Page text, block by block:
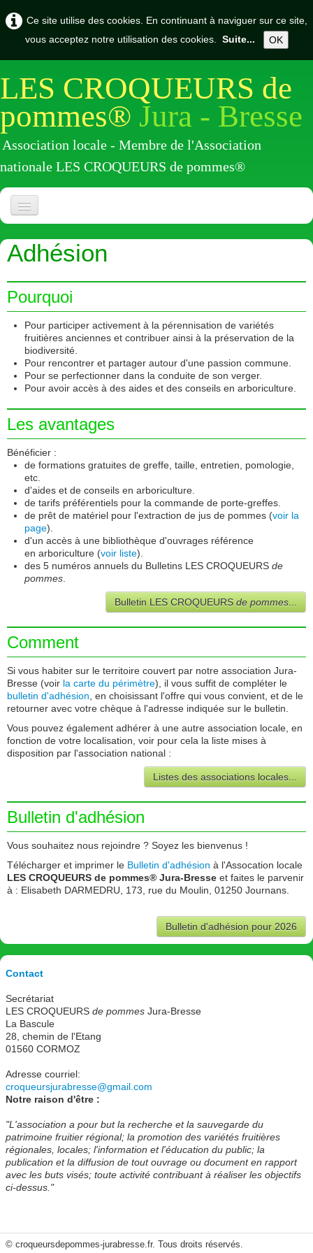
Ce site utilise des cookies. En continuant à naviguer sur ce site,
vous acceptez notre utilisation des cookies. Suite... OK
LES CROQUEURS de
pommes® Jura - Bresse
Association locale - Membre de l'Association
nationale LES CROQUEURS de pommes®
Accueil
Présentation
Actualités▼
Infos
Adhésion
Médias
Adhésion
Pourquoi
Pour participer activement à la pérennisation de variétés
fruitières anciennes et contribuer ainsi à la préservation de la
biodiversité.
Pour rencontrer et partager autour d'une passion commune.
Pour se perfectionner dans la conduite de son verger.
Pour avoir accès à des aides et des conseils en arboriculture.
Les avantages
Bénéficier :
de formations gratuites de greffe, taille, entretien, pomologie,
etc.
d'aides et de conseils en arboriculture.
de tarifs préférentiels pour la commande de porte-greffes.
de prêt de matériel pour l'extraction de jus de pommes (voir la
page).
d'un accès à une bibliothèque d'ouvrages référence
en arboriculture (voir liste).
des 5 numéros annuels du Bulletins LES CROQUEURS de
pommes
Bulletin LES CROQUEURS de pommes
Comment
Si vous habiter sur le territoire couvert par notre association Jura-
Bresse (voir la carte du périmètre), il vous suffit de compléter le
bulletin d'adhésion , en choisissant l'offre qui vous convient, et de le
retourner avec votre chèque à l'adresse indiquée sur le bulletin.
Vous pouvez également adhérer à une autre association locale, en
fonction de votre localisation, voir pour cela la liste mises à
disposition par l'association national :
Listes des associations locales...
Bulletin d'adhésion
Vous souhaitez nous rejoindre ? Soyez les bienvenus !
Télécharger et imprimer le Bulletin d'adhésion à l'Assocation locale
LES CROQUEURS de pommes® Jura-Bresse et faites le parvenir
à : Elisabeth DARMEDRU, 173, rue du Moulin, 01250 Journans.
Bulletin d'adhésion pour 2026
Contact
Secrétariat
LES CROQUEURS de pommes Jura-Bresse
La Bascule
28, chemin de l'Etang
01560 CORMOZ
Adresse courriel:
croqueursjurabresse@gmail.com
Notre raison d'être :
"L'association a pour but la recherche et la sauvegarde du
patrimoine fruitier régional; la promotion des variétés fruitières
régionales, locales; l'information et l'éducation du public; la
publication et la diffusion de tout ouvrage ou document en rapport
avec les buts visés; toute activité contribuant à réaliser les objectifs
ci-dessus."
© croqueursdepommes-jurabresse.fr. Tous droits réservés.